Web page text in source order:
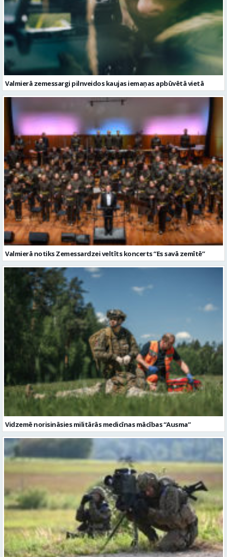
Valmierā zemessargi pilnveidos kaujas iemaņas apbūvētā vietā
Valmierā notiks Zemessardzei veltīts koncerts “Es savā zemītē”
Vidzemē norisināsies militārās medicīnas mācības “Ausma”